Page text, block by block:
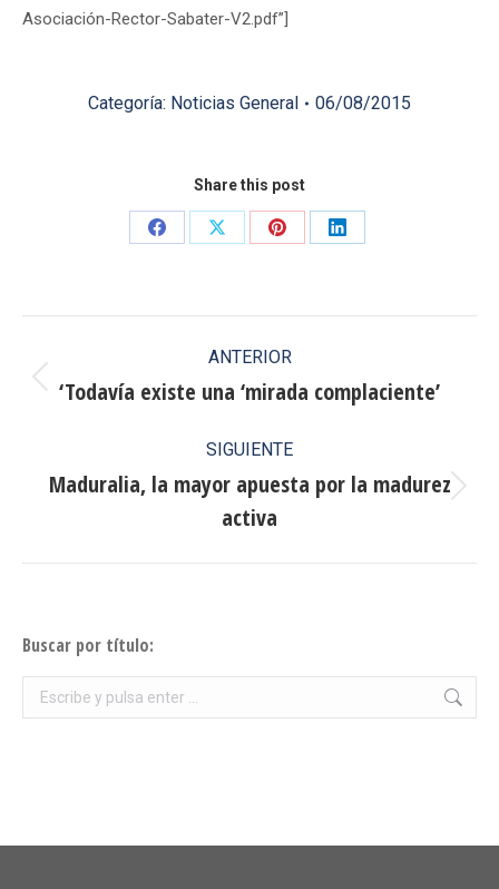
Asociación-Rector-Sabater-V2.pdf”]
Categoría: Noticias General 06/08/2015
Share this post
Share
Share
Share
Share
entre
publicaciones
ANTERIOR
Publicación
‘Todavía existe una ‘mirada complaciente’
SIGUIENTE
Publicación
siguiente:
Maduralia, la mayor apuesta por la madurez
activa
Buscar por título:
Buscar: